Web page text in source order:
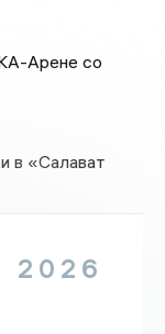
Арене со
в «Салават
2026